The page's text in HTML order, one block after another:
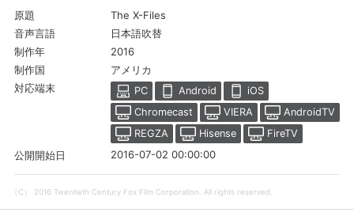
Myクーポン
レンタル、購入、定額見放題の購入履歴の
確認が可能です。こちらから視聴いただく
と便利です。
お気に入りに登録した作品を確認できま
原題 The X-Files
音声言語 日本語吹替
制作年 2016
制作国 アメリカ
対応端末 PC Android
iOS
Chromecast
VIERA
AndroidTV
REGZA
Hisense
FireTV
公開開始日
2016-07-02 00:00:00
（C） 2016 Twentieth Century Fox Film Corporation. All rights reserved.